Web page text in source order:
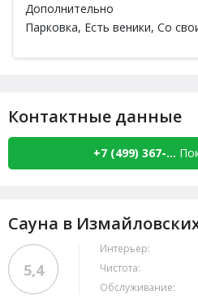
Дополнительно
Парковка, Есть веники, Со
Контактные данные
+7 (499) 367-...
Сауна в
5,4
Интерьер:
Чистота:
Обслуживание: